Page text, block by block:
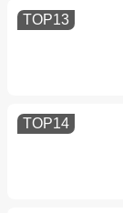
TOP13
TOP14